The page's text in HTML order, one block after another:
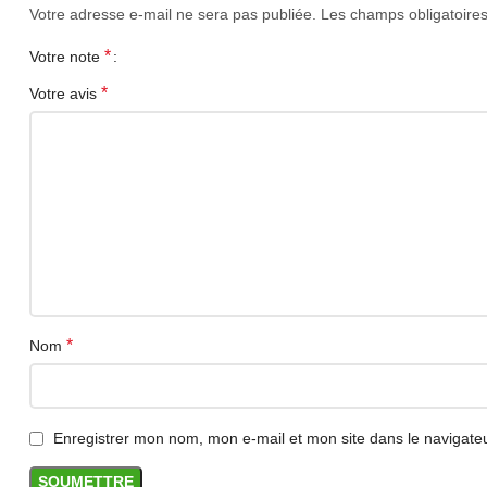
prend également en charge la touche de fonction
Compatibilité: pour PS3, pour PS4, pour PS5 (seuls
Matériau: plastique
Liste d’emballage:
1 * Convertisseur
Votre adresse e-mail ne sera pas publiée. Les champs
Votre note *
Votre avis *
Nom *
Enregistrer mon nom, mon e-mail et mon site dans le